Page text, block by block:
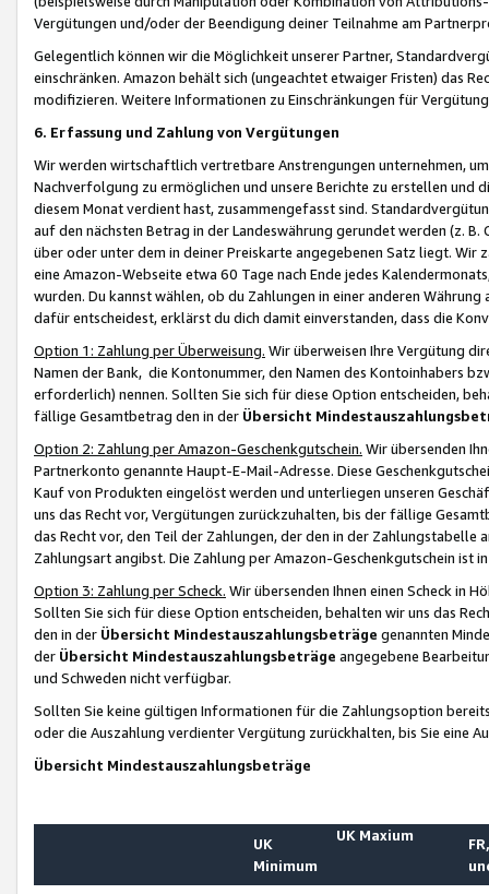
Vergütungen und/oder der Beendigung deiner Teilnahme am
Gelegentlich können wir die Möglichkeit unserer Partner,
einschränken. Amazon behält sich (ungeachtet etwaiger Fristen) das
modifizieren. Weitere Informationen zu Einschränkungen für
6. Erfassung und Zahlung von Vergütungen
Wir werden wirtschaftlich vertretbare Anstrengungen unternehmen,
Nachverfolgung zu ermöglichen und unsere Berichte zu erstellen und
diesem Monat verdient hast, zusammengefasst sind.
auf den nächsten Betrag in der Landeswährung gerundet werden (z.
über oder unter dem in deiner Preiskarte angegebenen Satz liegt.
eine Amazon-Webseite etwa 60 Tage nach Ende jedes
wurden. Du kannst wählen, ob du Zahlungen in einer anderen
dafür entscheidest, erklärst du dich damit einverstanden, dass die
Option 1: Zahlung per Überweisung. Wir überweisen Ihre Vergütung
Namen der Bank, die Kontonummer, den Namen des Kontoinhabers
erforderlich) nennen. Sollten Sie sich für diese Option entscheiden,
fällige Gesamtbetrag den in der Übersicht
Option 2: Zahlung per Amazon-Geschenkgutschein. Wir übersenden
Partnerkonto genannte Haupt-E-Mail-Adresse. Diese
Kauf von Produkten eingelöst werden und unterliegen unseren
uns das Recht vor, Vergütungen zurückzuhalten, bis der fällige
das Recht vor, den Teil der Zahlungen, der den in der
Zahlungsart angibst. Die Zahlung per Amazon-Geschenkgutschein ist
Option 3: Zahlung per Scheck. Wir übersenden Ihnen einen Scheck in
Sollten Sie sich für diese Option entscheiden, behalten wir uns das
den in der Übersicht Mindestauszahlungsbeträge genannten
der Übersicht Mindestauszahlungsbeträge angegebene
und Schweden nicht verfügbar.
Sollten Sie keine gültigen Informationen für die Zahlungsoption
oder die Auszahlung verdienter Vergütung zurückhalten, bis Sie
Übersicht Mindestauszahlungsbeträge
UK
Minimum
UK Maxium